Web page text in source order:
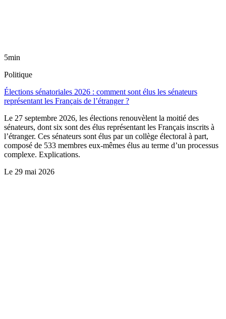
5min
Politique
Élections sénatoriales 2026 : comment sont élus les sénateurs
représentant les Français de l’étranger ?
Le 27 septembre 2026, les élections renouvèlent la moitié des
sénateurs, dont six sont des élus représentant les Français inscrits à
l’étranger. Ces sénateurs sont élus par un collège électoral à part,
composé de 533 membres eux-mêmes élus au terme d’un processus
complexe. Explications.
Le 29 mai 2026